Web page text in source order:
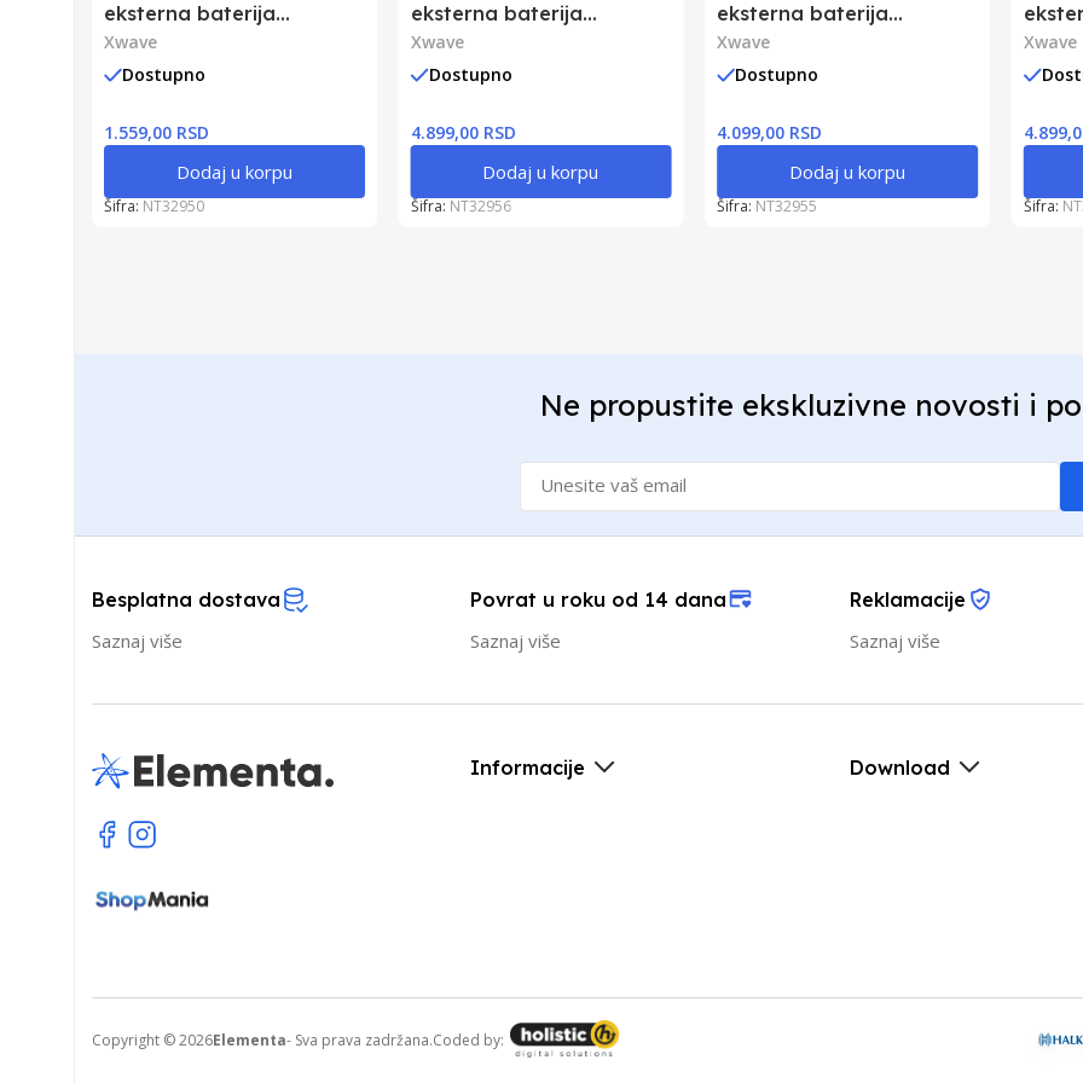
eksterna baterija
10000mAh/2A/2
xUSB/Type-C
Xwave
Dostupno
1.559,00 RSD
Dodaj u korpu
Šifra: NT32950
eksterna baterija
50000mAh/20W/PD3.0/QC3.0/3A/2
xUSB/Type-C
Xwave
Dostupno
4.899,00 RSD
Dodaj u korpu
Šifra: NT32956
eksterna baterija
30000mAh/20W/PD3.0/QC3.0/3A/2
xUSB/Type-C
Xwave
Dostupno
4.099,00 RSD
Dodaj u korpu
Šifra: NT32955
Xwave
Šifra:
Ne propustite ekskluzivne novosti i
Besplatna dostava
Saznaj više
Povrat u roku od 14 dana
Saznaj više
Reklamacije
Saznaj više
Informacije Download
Copyright © 2026Elementa- Sva prava zadržana.Coded by: